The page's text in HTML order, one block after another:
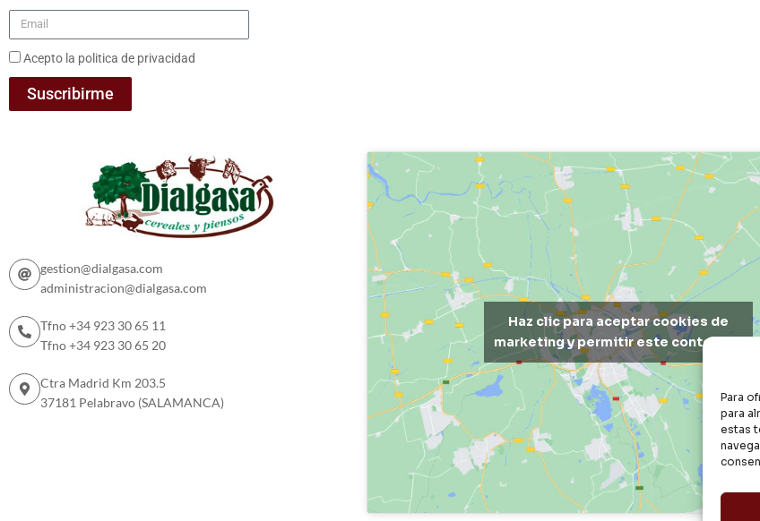
Para
para
estas
Acepto la politica de privacidad
Suscribirme
gestion@dialgasa.com
administracion@dialgasa.com
Tfno +34 923 30 65 11
Tfno +34 923 30 65 20
Ctra Madrid Km 203.5
37181 Pelabravo (SALAMANCA)
Haz clic para aceptar cookies de
marketing y permitir este contenido